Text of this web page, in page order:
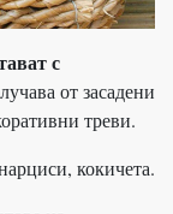
с
от засадени
треви.
кокичета.